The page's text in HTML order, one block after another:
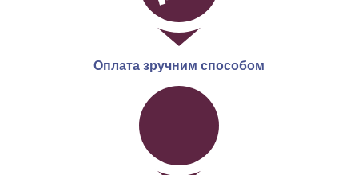
Оплата зручним способом